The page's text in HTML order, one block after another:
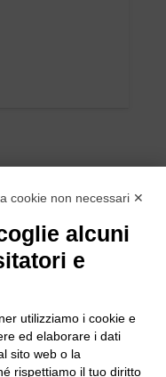
cookie non necessari ✕
alcuni
e
utilizziamo i cookie e
ed elaborare i dati
sito web o la
rispettiamo il tuo diritto